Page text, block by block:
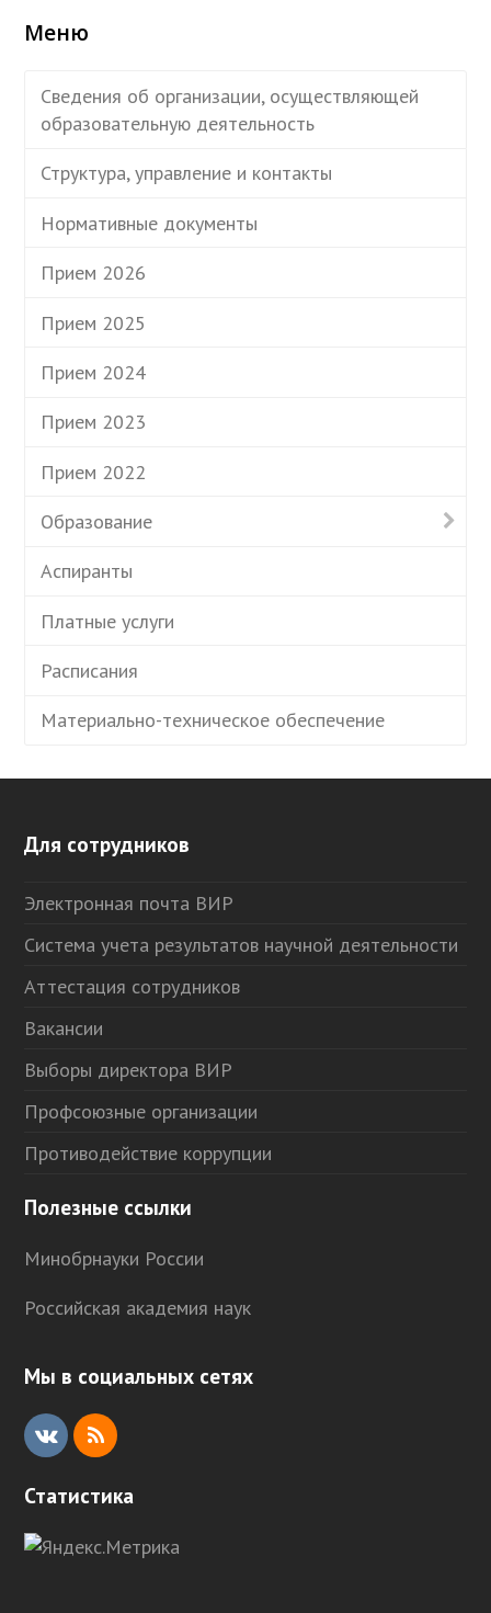
Меню
Сведения об организации, осуществляющей
образовательную деятельность
Структура, управление и контакты
Нормативные документы
Прием 2026
Прием 2025
Прием 2024
Прием 2023
Прием 2022
Образование
Аспиранты
Платные услуги
Расписания
Материально-техническое обеспечение
Для сотрудников
Электронная почта ВИР
Система учета результатов научной деятельности
Аттестация сотрудников
Вакансии
Выборы директора ВИР
Профсоюзные организации
Противодействие коррупции
Полезные ссылки
Минобрнауки России
Российская академия наук
Мы в социальных сетях
V
R
Статистика